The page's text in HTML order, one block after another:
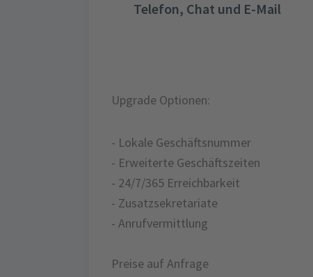
Telefon, Chat und E-Mail
Upgrade Optionen:
- Lokale Geschäftsnummer
- Erweiterte Geschäftszeiten
- 24/7/365 Erreichbarkeit
- Zusatzsekretariate
- Anrufvermittlung
Preise auf Anfrage